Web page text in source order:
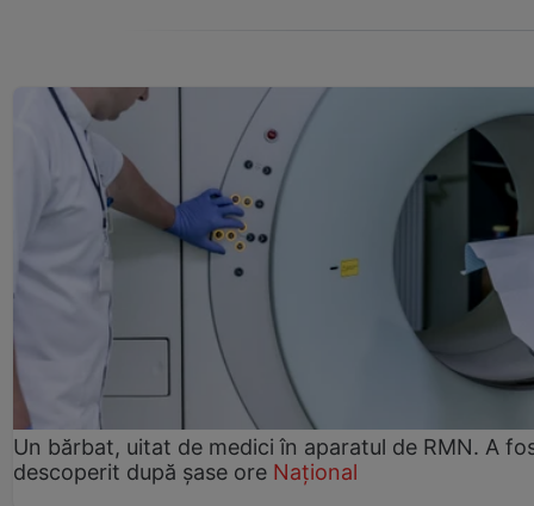
Un bărbat, uitat de medici în aparatul de RMN. A
descoperit după șase ore Național